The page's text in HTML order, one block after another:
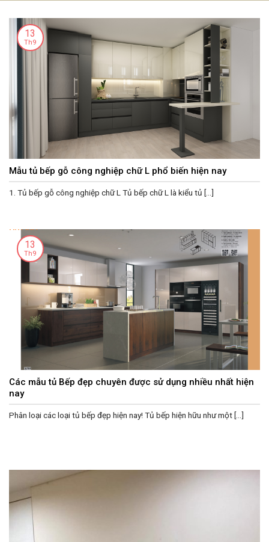
content
Mẫu tủ bếp gỗ công nghiệp chữ L phổ biến hiện nay
1. Tủ bếp gỗ công nghiệp chữ L Tủ bếp chữ L là kiểu tủ [...]
13
Th9
Các mẫu tủ Bếp đẹp chuyên được sử dụng nhiều nhất hiện
nay
Phân loại các loại tủ bếp đẹp hiện nay! Tủ bếp hiện hữu như một [...]
13
Th9